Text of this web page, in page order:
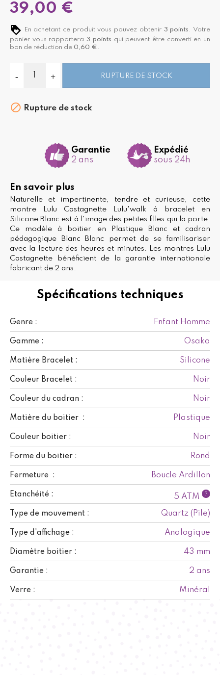
Spécifications techniques
Genre : Enfant Homme
Gamme : Osaka
Matière Bracelet : Silicone
Couleur Bracelet : Noir
Couleur du cadran : Noir
Matière du boitier : Plastique
Couleur boitier : Noir
Forme du boitier : Rond
Fermeture : Boucle Ardillon
Etanchéité : 5 ATM ?
Type de mouvement : Quartz (Pile)
Type d'affichage : Analogique
Diamètre boitier : 43 mm
Garantie : 2 ans
Verre : Minéral
39,00 €
En achetant ce produit vous pouvez obtenir 3 points . Votre
panier vous rapportera3 points qui peuvent être converti en un
bon de réduction de 0,60 € .
RUPTURE DE STOCK
 Rupture de stock
Garantie
2 ans
Expédié
sous 24h
En savoir plus
Naturelle et impertinente, tendre et curieuse, cette
montre Lulu Castagnette Lulu'walk à bracelet en
Silicone Blanc est à l'image des petites filles qui la porte.
Ce modèle à boitier en Plastique Blanc et cadran
pédagogique Blanc Blanc permet de se familisariser
avec la lecture des heures et minutes. Les montres Lulu
Castagnette bénéficient de la garantie internationale
fabricant de 2 ans.